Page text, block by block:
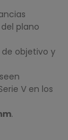
plano
objetivo y
V en los
.